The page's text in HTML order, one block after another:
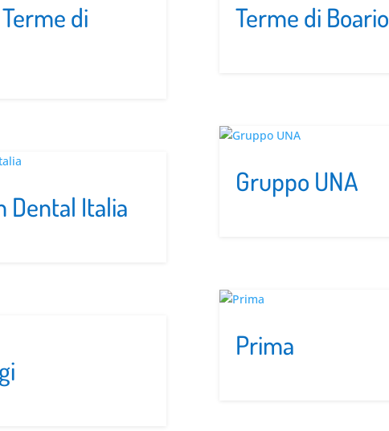
di
Dental Italia
Terme di Boario
Gruppo UNA
Prima